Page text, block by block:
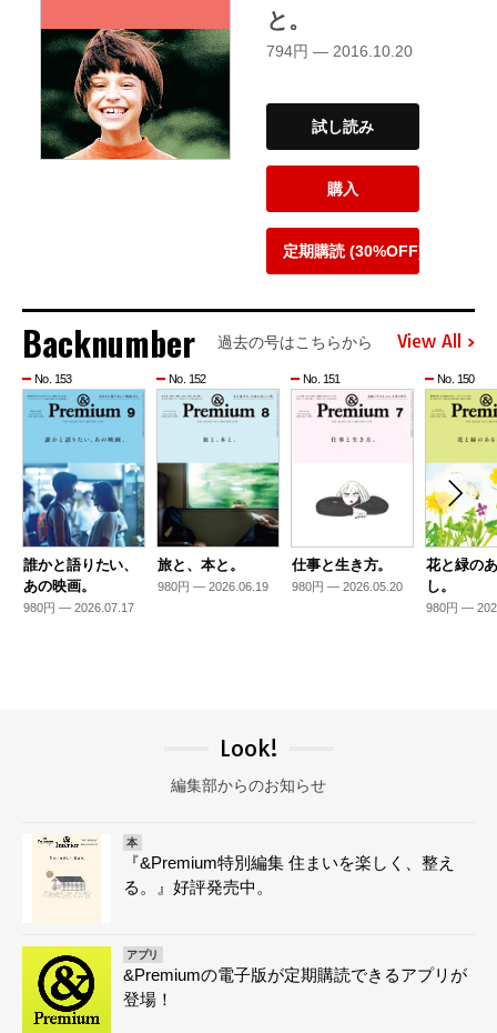
と。
794円 — 2016.10.20
試し読み
購入
定期購読 (30%OFF)
Backnumber 過去の号はこちらから View All
No. 153
誰かと語りたい、
あの映画。
980円 — 2026.07.17
No. 152
旅と、本と。
980円 — 2026.06.19
No. 151
仕事と生き方。
980円 — 2026.05.20
No. 150
花と緑の
し。
980円 —
Look!
編集部からのお知らせ
本
『&Premium特別編集 住まいを楽しく、整え
る。』好評発売中。
アプリ
&Premiumの電子版が定期購読できるアプリが
登場！